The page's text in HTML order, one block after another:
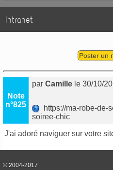
Intranet
Poster un
Note
n°825
parCamille le 30/10/
https://ma-robe-de-
soiree-chic
J'ai adoré naviguer sur votre
© 2004-2017